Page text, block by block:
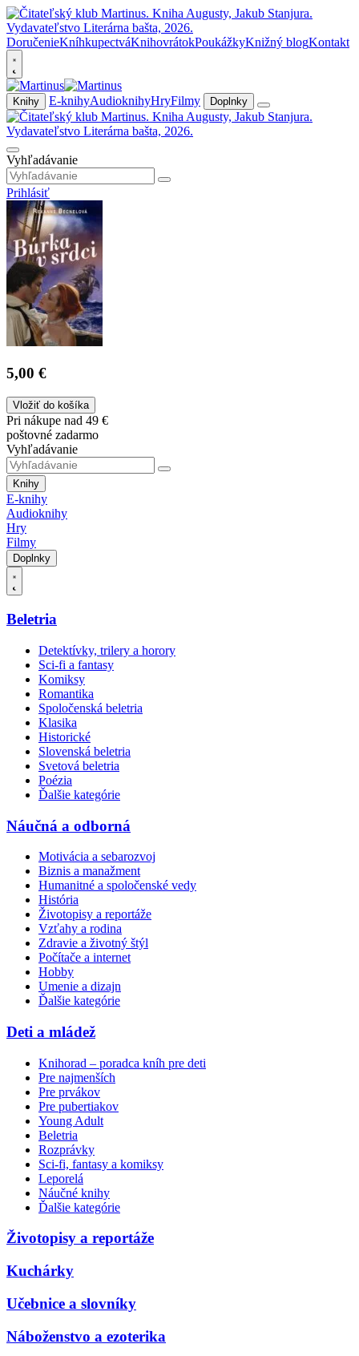
DoručenieKníhkupectváKnihovrátokPoukážkyKnižný blogKontakt
Knihy E-knihyAudioknihyHryFilmy Doplnky
Vyhľadávanie
Prihlásiť
5,00 €
Vložiť do košíka
Pri nákupe nad 49 €
poštovné zadarmo
Vyhľadávanie
Knihy
E-knihy
Audioknihy
Hry
Filmy
Doplnky
Beletria
Detektívky, trilery a horory
Sci-fi a fantasy
Komiksy
Romantika
Spoločenská beletria
Klasika
Historické
Slovenská beletria
Svetová beletria
Poézia
Ďalšie kategórie
Náučná a odborná
Motivácia a sebarozvoj
Biznis a manažment
Humanitné a spoločenské vedy
História
Životopisy a reportáže
Vzťahy a rodina
Zdravie a životný štýl
Počítače a internet
Hobby
Umenie a dizajn
Ďalšie kategórie
Deti a mládež
Knihorad – poradca kníh pre deti
Pre najmenších
Pre prvákov
Pre pubertiakov
Young Adult
Beletria
Rozprávky
Sci-fi, fantasy a komiksy
Leporelá
Náučné knihy
Ďalšie kategórie
Životopisy a reportáže
Kuchárky
Učebnice a slovníky
Náboženstvo a ezoterika